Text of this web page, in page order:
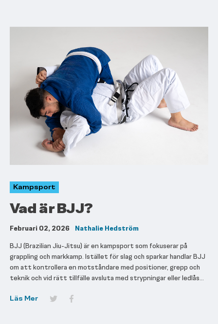
Kampsport
Vad är BJJ?
Februari 02, 2026
Nathalie Hedström
BJJ (Brazilian Jiu-Jitsu) är en kampsport som fokuserar på
grappling och markkamp. Istället för slag och sparkar handlar BJJ
om att kontrollera en motståndare med positioner, grepp och
teknik och vid rätt tillfälle avsluta med strypningar eller ledlås...
Läs Mer